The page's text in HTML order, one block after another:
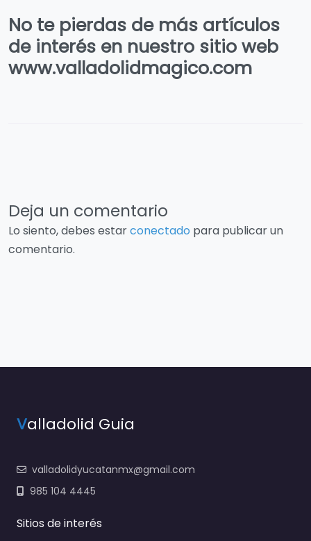
No te pierdas de más artículos
de interés en nuestro sitio web
www.valladolidmagico.com
Deja un comentario
Lo siento, debes estarconectado para publicar un
comentario.
Valladolid Guia
valladolidyucatanmx@gmail.com
985 104 4445
Sitios de interés